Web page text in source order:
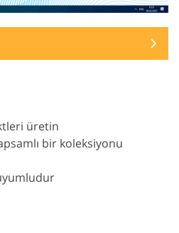
üretin
bir koleksiyonu